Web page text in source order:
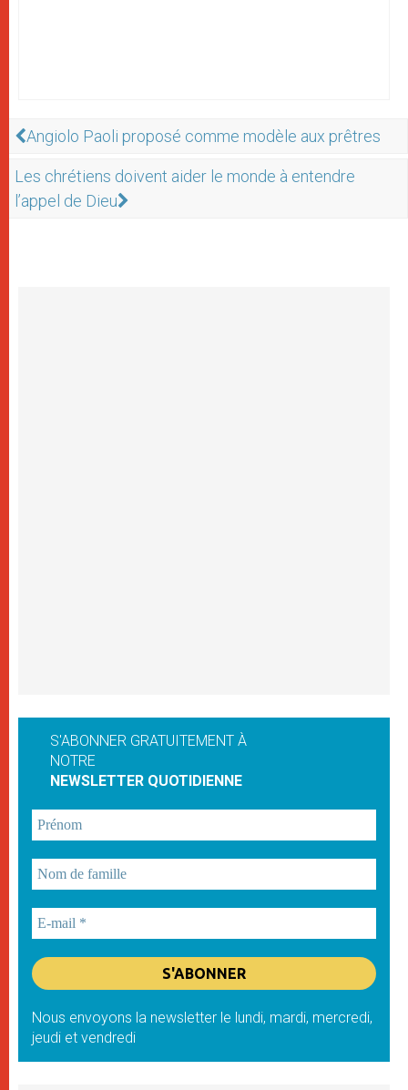
Angiolo Paoli proposé comme modèle aux prêtres
Les chrétiens doivent aider le monde à entendre
l’appel de Dieu
S'ABONNER GRATUITEMENT À
NOTRE
NEWSLETTER QUOTIDIENNE
Nous envoyons la newsletter le lundi, mardi, mercredi,
jeudi et vendredi